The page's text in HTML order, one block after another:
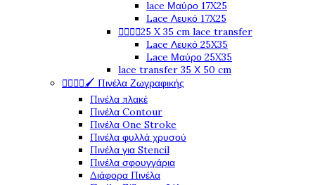
lace Μαύρο 17X25
Lace Λευκό 17X25
   25 X 35 cm lace transfer
Lace Λευκό 25X35
Lace Μαύρο 25X35
lace transfer 35 Χ 50 cm
   🖌️ Πινέλα Ζωγραφικής
Πινέλα πλακέ
Πινέλα Contour
Πινέλα One Stroke
Πινέλα φυλλά χρυσού
Πινέλα για Stencil
Πινέλα σφουγγάρια
Διάφορα Πινέλα